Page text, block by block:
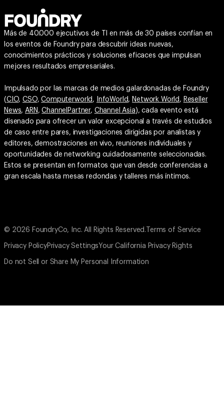
Más de 40.000 ejecutivos de TI en más de 30 países confían en
los eventos de Foundry para descubrir ideas nuevas,
conocimientos prácticos y soluciones eficaces que impulsan
mejores resultados empresariales.
Impulsado por las marcas de medios galardonadas de Foundry
(CIO,CSO,Computerworld , InfoWorld, Network World , Reseller
News,ARN ,ChannelPartner, Channel Asia), cada evento está
disenado para ofrecer un valor excepcional a través de estudios
de caso entre pares, investigaciones dirigidas por analistas y
editores, demostraciones en vivo, reuniones individuales y
oportunidades de networking cuidadosamente seleccionadas.
Estos se presentan en formatos que van desde conferencias a
gran escala hasta mesas redondas y talleres más íntimos.
© 2026 FoundryCo, Inc. All Rights Reserved. Terms of Service
Privacy PolicyPrivacy SettingsYour California Privacy Rights
Do not Sell or Share My Personal Information